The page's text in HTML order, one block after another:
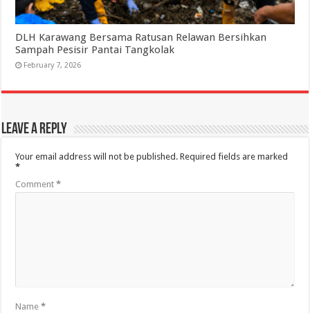
DLH Karawang Bersama Ratusan Relawan Bersihkan
Sampah Pesisir Pantai Tangkolak
February 7, 2026
Leave a Reply
Your email address will not be published. Required fields are marked
*
Comment*
Name*